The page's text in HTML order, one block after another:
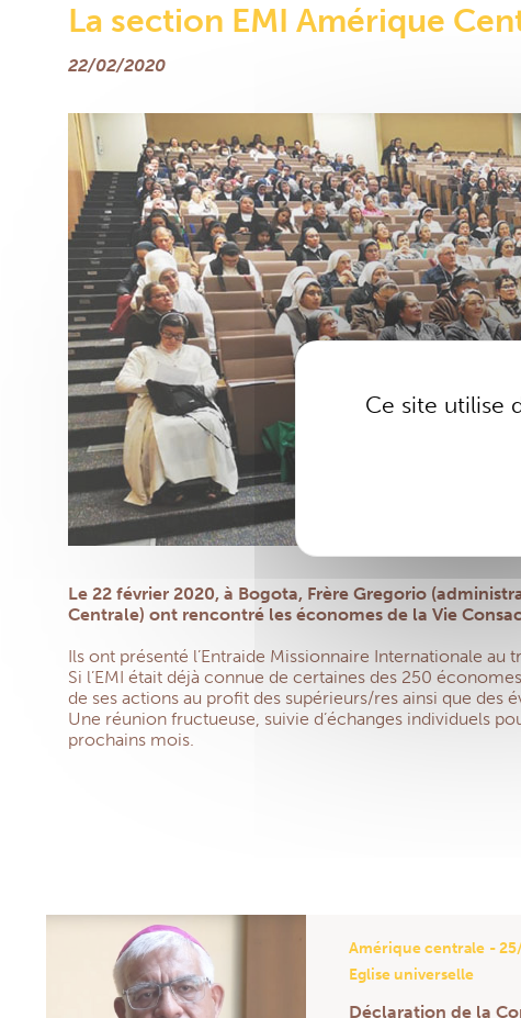
Ce site utilise
La section EMI Amérique
22/02/2020
Le 22 février 2020, à Bogota, Frère Gregorio
Centrale) ont rencontré les économes de la Vie
Ils ont présenté l’Entraide Missionnaire Internationale
Si l’EMI était déjà connue de certaines des 250
de ses actions au profit des supérieurs/res ainsi que des
Une réunion fructueuse, suivie d’échanges individuels
prochains mois.
Amérique centrale
Eglise universelle
-
Déclaration de la